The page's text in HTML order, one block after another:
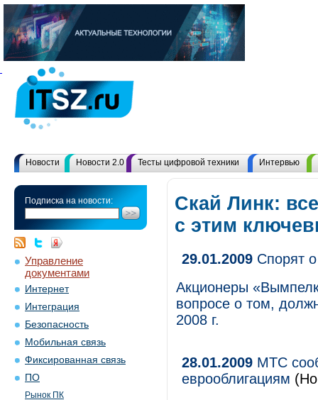
Новости Новости 2.0 Тесты цифровой техники Интервью
Подписка на новости:
Управление
документами
Интернет
Интеграция
Безопасность
Мобильная связь
Фиксированная связь
ПО
Рынок ПК
Скай Линк:
с этим
29.01.2009 Спорят
Акционеры
вопросе о том,
2008 г.
28.01.2009 МТС
еврооблигациям